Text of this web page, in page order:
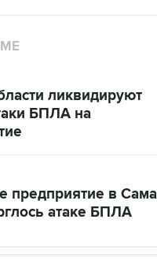
ликвидируют
БПЛА на
в
атаке БПЛА